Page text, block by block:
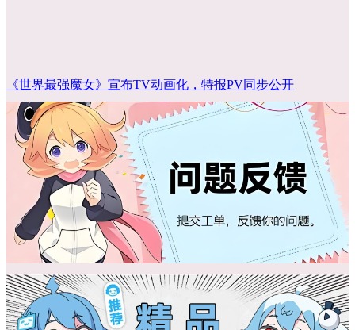
《世界最强魔女》宣布TV动画化，特报PV同步公开